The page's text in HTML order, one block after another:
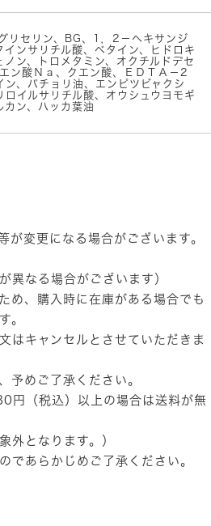
リセリン、BG、1，2－ヘキサンジ
インサリチル酸、ベタイン、ヒドロキ
ノン、トロメタミン、オクチルドデセ
ン酸Ｎａ、クエン酸、ＥＤＴＡ－2
ン、パチョリ油、エンピツビャクシ
ロイルサリチル酸、オウシュウヨモギ
ン、ハッカ葉油
が変更になる場合がございます。
異なる場合がございます）
め、購入時に在庫がある場合でも
。
はキャンセルとさせていただきま
予めご了承ください。
円（税込）以上の場合は送料が無
外となります。）
であらかじめご了承ください。